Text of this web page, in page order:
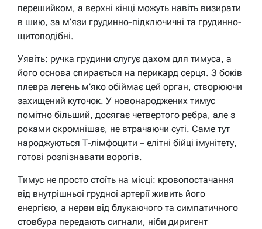
перешийком, а верхні кінці можуть навіть визирати
в шию, за м’язи грудинно-підключичні та грудинно-
щитоподібні.
Уявіть: ручка грудини слугує дахом для тимуса, а
його основа спирається на перикард серця. З боків
плевра легень м’яко обіймає цей орган, створюючи
захищений куточок. У новонароджених тимус
помітно більший, досягає четвертого ребра, але з
роками скромнішає, не втрачаючи суті. Саме тут
народжуються Т-лімфоцити – елітні бійці імунітету,
готові розпізнавати ворогів.
Тимус не просто стоїть на місці: кровопостачання
від внутрішньої грудної артерії живить його
енергією, а нерви від блукаючого та симпатичного
стовбура передають сигнали, ніби диригент